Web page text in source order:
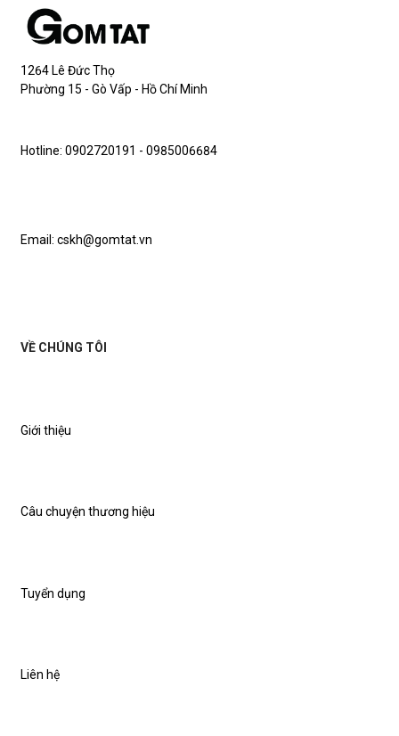
1264 Lê Đức Thọ
Phường 15 - Gò Vấp - Hồ Chí Minh
Hotline: 0902720191 - 0985006684
Email: cskh@gomtat.vn
VỀ CHÚNG TÔI
Giới thiệu
Câu chuyện thương hiệu
Tuyển dụng
Liên hệ